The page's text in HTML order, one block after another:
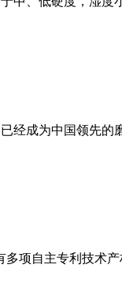
经成为中国领先
项自主专利技